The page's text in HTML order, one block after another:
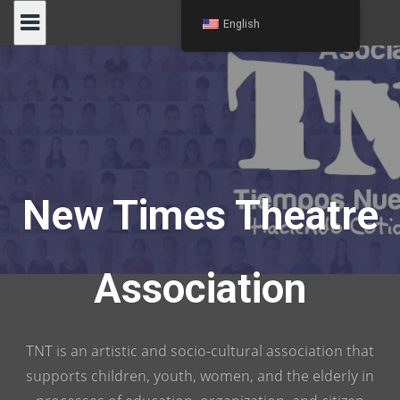
New Times Theatre
Association
TNT is an artistic and socio-cultural association that
supports children, youth, women, and the elderly in
English